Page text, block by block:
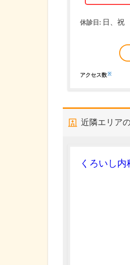
休診日: 日、祝
アクセス数※
近隣エリア
くろいし内